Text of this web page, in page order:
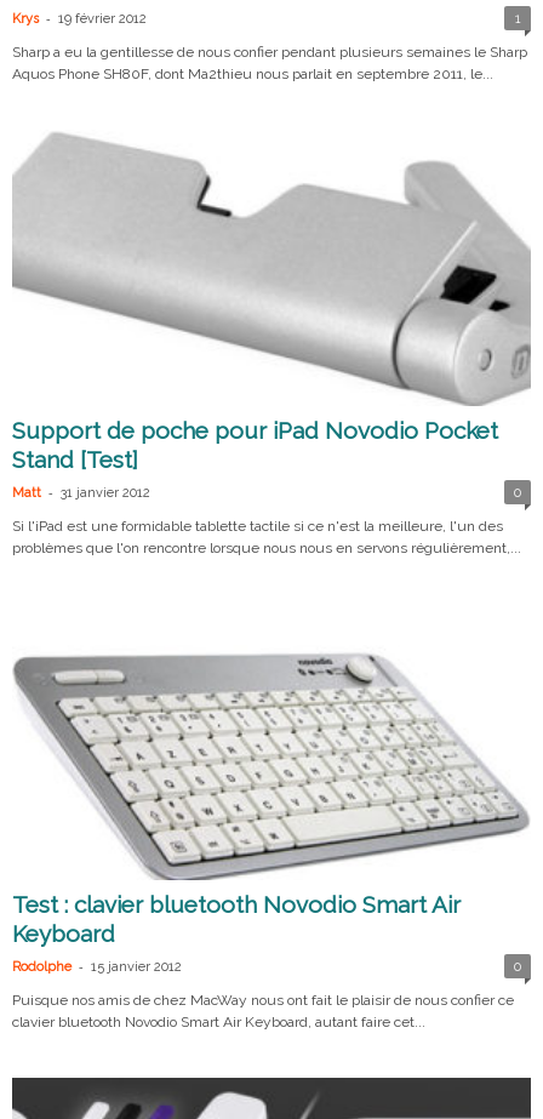
Krys - 19 février 2012 1
Sharp a eu la gentillesse de nous confier pendant plusieurs semaines le Sharp
Aquos Phone SH80F, dont Ma2thieu nous parlait en septembre 2011, le...
Support de poche pour iPad Novodio Pocket
Stand [Test]
Matt - 31 janvier 2012 0
Si l'iPad est une formidable tablette tactile si ce n'est la meilleure, l'un des
problèmes que l'on rencontre lorsque nous nous en servons régulièrement,...
Test : clavier bluetooth Novodio Smart Air
Keyboard
Rodolphe - 15 janvier 2012 0
Puisque nos amis de chez MacWay nous ont fait le plaisir de nous confier ce
clavier bluetooth Novodio Smart Air Keyboard, autant faire cet...